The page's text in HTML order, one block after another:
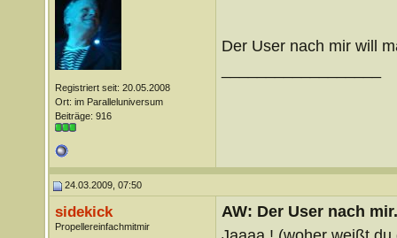
Registriert seit: 20.05.2008
Ort: im Paralleluniversum
Beiträge: 916
Der User nach mir will
24.03.2009, 07:50
sidekick
Propellereinfachmitmir
AW: Der User nach